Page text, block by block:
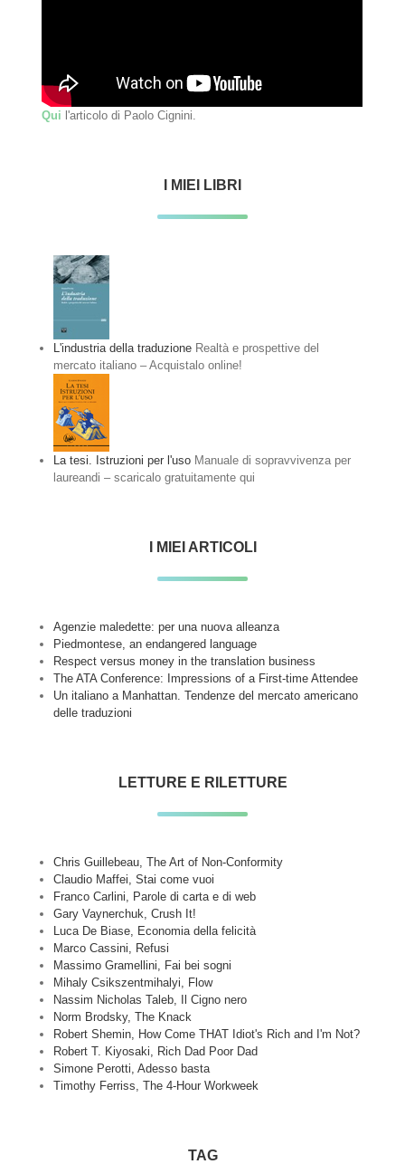
Qui l'articolo di Paolo Cignini.
I MIEI LIBRI
L'industria della traduzione Realtà e prospettive del
mercato italiano – Acquistalo online!
La tesi. Istruzioni per l'uso Manuale di sopravvivenza per
laureandi – scaricalo gratuitamente qui
I MIEI ARTICOLI
Agenzie maledette: per una nuova alleanza
Piedmontese, an endangered language
Respect versus money in the translation business
The ATA Conference: Impressions of a First-time Attendee
Un italiano a Manhattan. Tendenze del mercato americano
delle traduzioni
LETTURE E RILETTURE
Chris Guillebeau, The Art of Non-Conformity
Claudio Maffei, Stai come vuoi
Franco Carlini, Parole di carta e di web
Gary Vaynerchuk, Crush It!
Luca De Biase, Economia della felicità
Marco Cassini, Refusi
Massimo Gramellini, Fai bei sogni
Mihaly Csikszentmihalyi, Flow
Nassim Nicholas Taleb, Il Cigno nero
Norm Brodsky, The Knack
Robert Shemin, How Come THAT Idiot's Rich and I'm Not?
Robert T. Kiyosaki, Rich Dad Poor Dad
Simone Perotti, Adesso basta
Timothy Ferriss, The 4-Hour Workweek
TAG